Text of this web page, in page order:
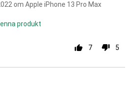
om Apple iPhone 13 Pro Max
produkt
7 5